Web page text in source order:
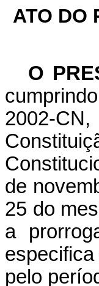
ATO DO
O
2002-
de
25 do
a
pelo